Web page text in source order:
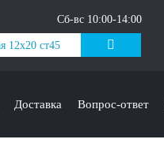
Сб-вс 10:00-14:00
Доставка Вопрос-ответ